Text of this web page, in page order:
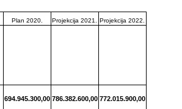
Plan 2020. Projekcija 2021. Projekcija 2022.
694.945.300,00 786.382.600,00 772.015.900,00